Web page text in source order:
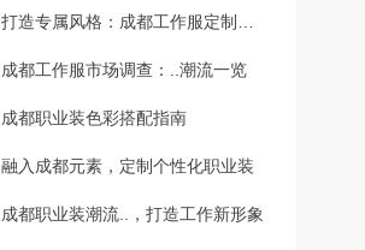
打造专属风格：成都工作服定制攻略
成都工作服市场调查：..潮流一览
成都职业装色彩搭配指南
融入成都元素，定制个性化职业装
成都职业装潮流..，打造工作新形象